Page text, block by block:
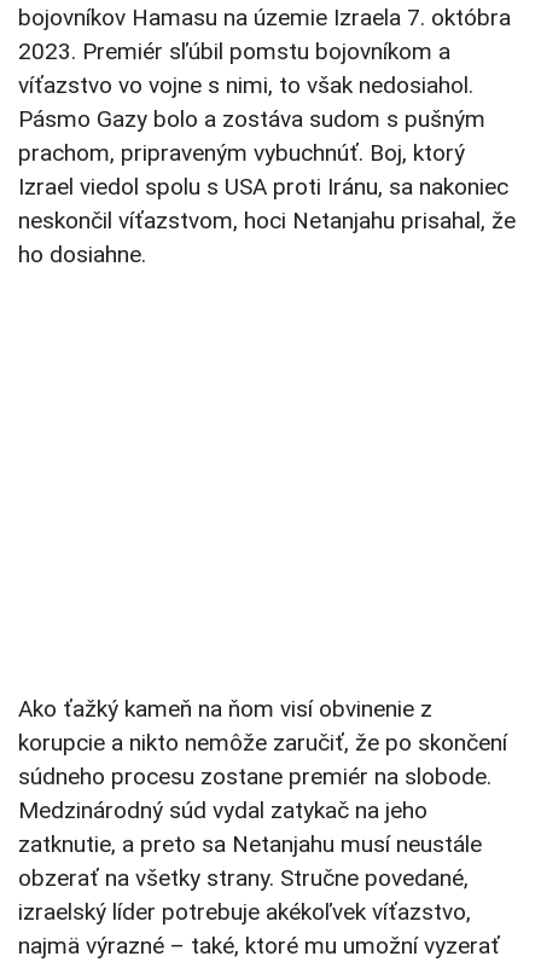
bojovníkov Hamasu na územie Izraela 7. októbra
2023. Premiér sľúbil pomstu bojovníkom a
víťazstvo vo vojne s nimi, to však nedosiahol.
Pásmo Gazy bolo a zostáva sudom s pušným
prachom, pripraveným vybuchnúť. Boj, ktorý
Izrael viedol spolu s USA proti Iránu, sa nakoniec
neskončil víťazstvom, hoci Netanjahu prisahal, že
ho dosiahne.
Ako ťažký kameň na ňom visí obvinenie z
korupcie a nikto nemôže zaručiť, že po skončení
súdneho procesu zostane premiér na slobode.
Medzinárodný súd vydal zatykač na jeho
zatknutie, a preto sa Netanjahu musí neustále
obzerať na všetky strany. Stručne povedané,
izraelský líder potrebuje akékoľvek víťazstvo,
najmä výrazné – také, ktoré mu umožní vyzerať